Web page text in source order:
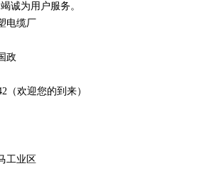
诚为用户服务。
电缆厂
政
（欢迎您的到来）
工业区